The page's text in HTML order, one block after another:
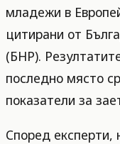
младежи в
цитирани от
(БНР).
последно място
показатели за
Според експерти,